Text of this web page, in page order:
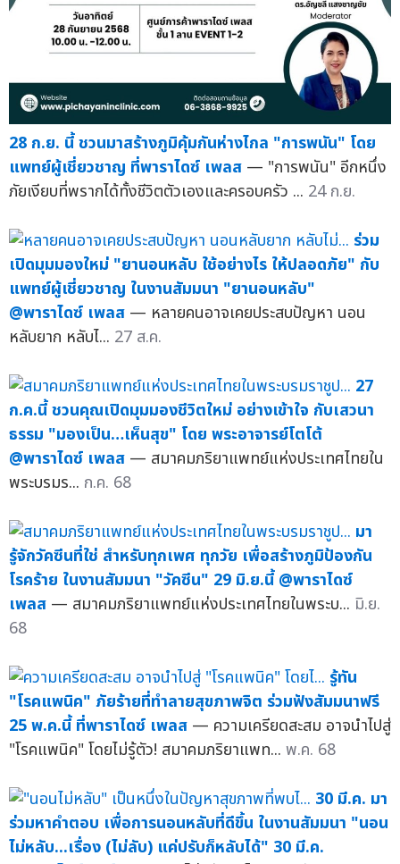
28 ก.ย. นี้ ชวนมาสร้างภูมิคุ้มกันห่างไกล "การพนัน" โดย
แพทย์ผู้เชี่ยวชาญ ที่พาราไดซ์ เพลส — "การพนัน" อีกหนึ่ง
ภัยเงียบที่พรากได้ทั้งชีวิตตัวเองและครอบครัว ... 24 ก.ย.
ร่วม
เปิดมุมมองใหม่ "ยานอนหลับ ใช้อย่างไร ให้ปลอดภัย" กับ
แพทย์ผู้เชี่ยวชาญ ในงานสัมมนา "ยานอนหลับ"
@พาราไดซ์ เพลส — หลายคนอาจเคยประสบปัญหา นอน
หลับยาก หลับไ... 27 ส.ค.
27
ก.ค.นี้ ชวนคุณเปิดมุมมองชีวิตใหม่ อย่างเข้าใจ กับเสวนา
ธรรม "มองเป็น…เห็นสุข" โดย พระอาจารย์โตโต้
@พาราไดซ์ เพลส — สมาคมภริยาแพทย์แห่งประเทศไทยใน
พระบรมร... ก.ค. 68
มา
รู้จักวัคซีนที่ใช่ สำหรับทุกเพศ ทุกวัย เพื่อสร้างภูมิป้องกัน
โรคร้าย ในงานสัมมนา "วัคซีน" 29 มิ.ย.นี้ @พาราไดซ์
เพลส — สมาคมภริยาแพทย์แห่งประเทศไทยในพระบ... มิ.ย.
68
รู้ทัน
"โรคแพนิค" ภัยร้ายที่ทำลายสุขภาพจิต ร่วมฟังสัมมนาฟรี
25 พ.ค.นี้ ที่พาราไดซ์ เพลส — ความเครียดสะสม อาจนำไปสู่
"โรคแพนิค" โดยไม่รู้ตัว! สมาคมภริยาแพท... พ.ค. 68
30 มี.ค. มา
ร่วมหาคำตอบ เพื่อการนอนหลับที่ดีขึ้น ในงานสัมมนา "นอน
ไม่หลับ...เรื่อง (ไม่ลับ) แค่ปรับก็หลับได้" 30 มี.ค.